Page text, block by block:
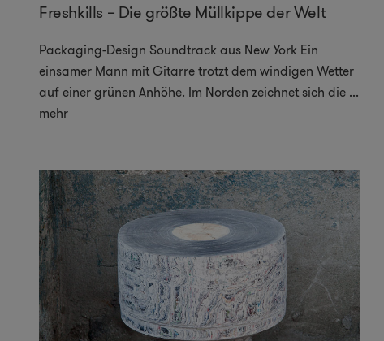
Freshkills – Die größte Müllkippe der Welt
Packaging-Design Soundtrack aus New York Ein
einsamer Mann mit Gitarre trotzt dem windigen Wetter
auf einer grünen Anhöhe. Im Norden zeichnet sich die ...
mehr